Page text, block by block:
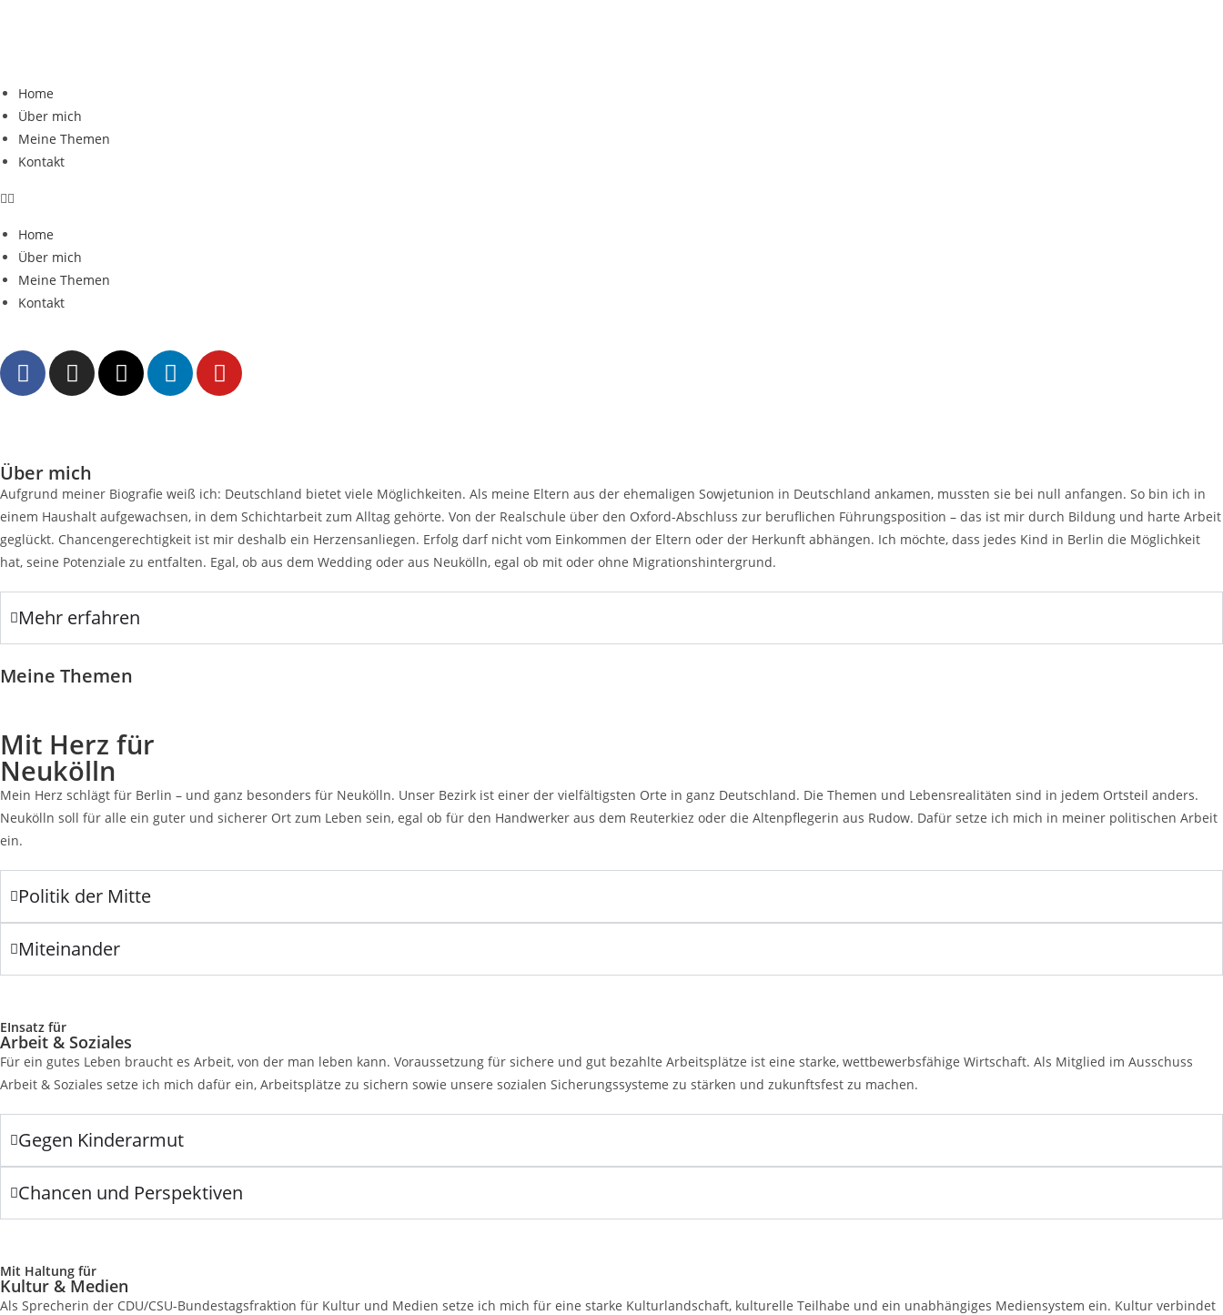
Home
Über mich
Meine Themen
Kontakt
Home
Über mich
Meine Themen
Kontakt
Über mich
Aufgrund meiner Biografie weiß ich: Deutschland bietet viele Möglichkeiten. Als meine Eltern aus der ehemaligen Sowjetunion in Deutschland ankamen, mussten sie bei null anfangen. So bin ich in
einem Haushalt aufgewachsen, in dem Schichtarbeit zum Alltag gehörte. Von der Realschule über den Oxford-Abschluss zur beruflichen Führungsposition – das ist mir durch Bildung und harte Arbeit
geglückt. Chancengerechtigkeit ist mir deshalb ein Herzensanliegen. Erfolg darf nicht vom Einkommen der Eltern oder der Herkunft abhängen. Ich möchte, dass jedes Kind in Berlin die Möglichkeit
hat, seine Potenziale zu entfalten. Egal, ob aus dem Wedding oder aus Neukölln, egal ob mit oder ohne Migrationshintergrund.
Mehr erfahren
Meine Themen
Mit Herz für
Neukölln
Mein Herz schlägt für Berlin – und ganz besonders für Neukölln. Unser Bezirk ist einer der vielfältigsten Orte in ganz Deutschland. Die Themen und Lebensrealitäten sind in jedem Ortsteil anders.
Neukölln soll für alle ein guter und sicherer Ort zum Leben sein, egal ob für den Handwerker aus dem Reuterkiez oder die Altenpflegerin aus Rudow. Dafür setze ich mich in meiner politischen Arbeit
ein.
Politik der Mitte
Miteinander
EInsatz für
Arbeit & Soziales
Für ein gutes Leben braucht es Arbeit, von der man leben kann. Voraussetzung für sichere und gut bezahlte Arbeitsplätze ist eine starke, wettbewerbsfähige Wirtschaft. Als Mitglied im Ausschuss
Arbeit & Soziales setze ich mich dafür ein, Arbeitsplätze zu sichern sowie unsere sozialen Sicherungssysteme zu stärken und zukunftsfest zu machen.
Gegen Kinderarmut
Chancen und Perspektiven
Mit Haltung für
Kultur & Medien
Als Sprecherin der CDU/CSU-Bundestagsfraktion für Kultur und Medien setze ich mich für eine starke Kulturlandschaft, kulturelle Teilhabe und ein unabhängiges Mediensystem ein. Kultur verbindet